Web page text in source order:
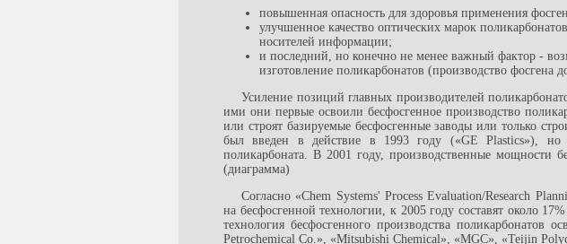
повышенная опасность для здоровья применения
улучшенное качество оптических марок
носителей информации;
и последний, но конечно не менее важный фактор -
изготовление поликарбонатов (производство фосгена
Усиление позиций главных производителей
ими они первые освоили бесфосгенное производство
или строят базируемые бесфосгенные заводы или только
был введен в действие в 1993 году («GE Plastics»), но
поликарбоната. В 2001 году, производственные мощности
(диаграмма)
Согласно «Chem Systems' Process Evaluation/Research
на бесфосгенной технологии, к 2005 году составят около
технология бесфосгенного производства
Petrochemical Co.», «Mitsubishi Chemical», «MGC», «Teijin